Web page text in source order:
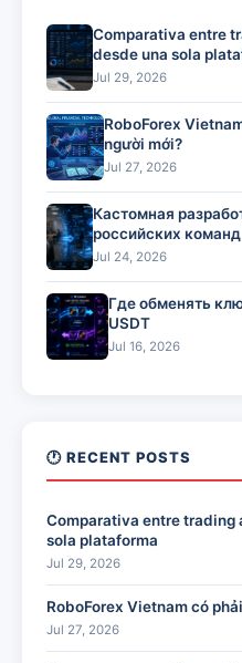
Comparativa entre
desde una sola
Jul 29, 2026
RoboForex
người mới?
Jul 27, 2026
Кастомная
российских команд
Jul 24, 2026
Где обменять
USDT
Jul 16, 2026
🕐 RECENT POSTS
Comparativa entre trading
sola plataforma
Jul 29, 2026
RoboForex Vietnam có
Jul 27, 2026